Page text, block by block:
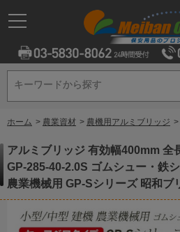
キーワードから探す
キーワードから探す
ホーム > 農業資材 > 農機用アルミブリッジ >
アルミブリッジ 有効幅400mm 全
GP-285-40-2.0S ゴムシュー・鉄
農業機械用 GP-Sシリーズ 昭和ブ